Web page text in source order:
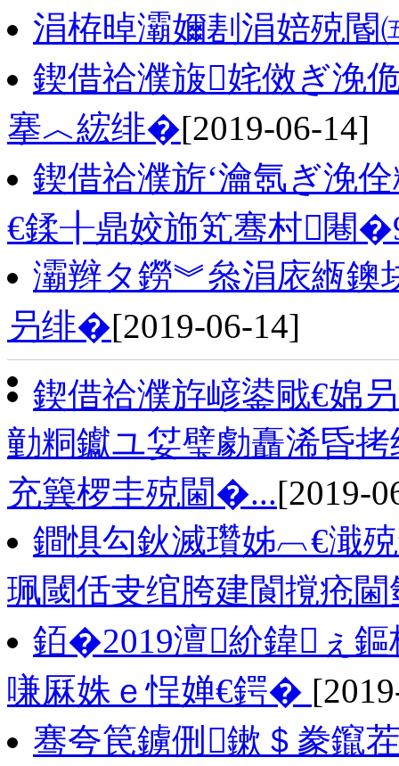
涓栫晫灞嬭剨涓婄殑閽
鍥借祫濮旇姹傚ぎ浼
搴︿綋绯�[2019-06-14]
鍥借祫濮旂‘瀹氬ぎ浼
€鍒╂鼎姣斾笂骞村闀
灞辫タ鐒︾叅涓庡緪鐭
叧绯�[2019-06-14]
鍥借祫濮斿嵃鍙戙€婂
勭粡钀ユ姇璧勮矗浠昏
充簨椤圭殑閫�...[2019-
鐧惧勾鈥滅瓚姊︹€濈
珮閾佸叏绾胯建閬撹疮
銆�2019澶紒鍏ぇ鏂
嗛厤姝ｅ悜婵€鍔�
骞夸笢鐪侀鏉＄豢鑹